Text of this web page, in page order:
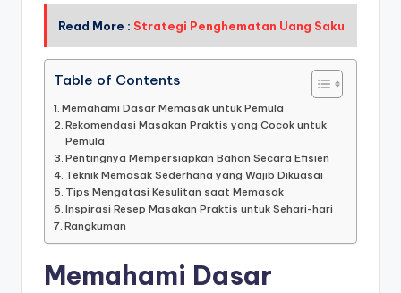
Read More : Strategi Penghematan Uang Saku
Table of Contents
Memahami Dasar Memasak untuk Pemula
Rekomendasi Masakan Praktis yang Cocok untuk
Pemula
Pentingnya Mempersiapkan Bahan Secara Efisien
Teknik Memasak Sederhana yang Wajib Dikuasai
Tips Mengatasi Kesulitan saat Memasak
Inspirasi Resep Masakan Praktis untuk Sehari-hari
Rangkuman
Memahami Dasar